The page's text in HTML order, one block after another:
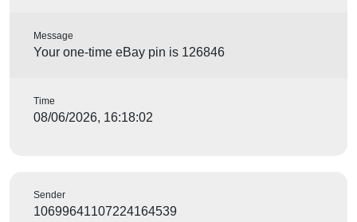
Message
Your one-time eBay pin is 126846
Time
08/06/2026, 16:18:02
Sender
10699641107224164539